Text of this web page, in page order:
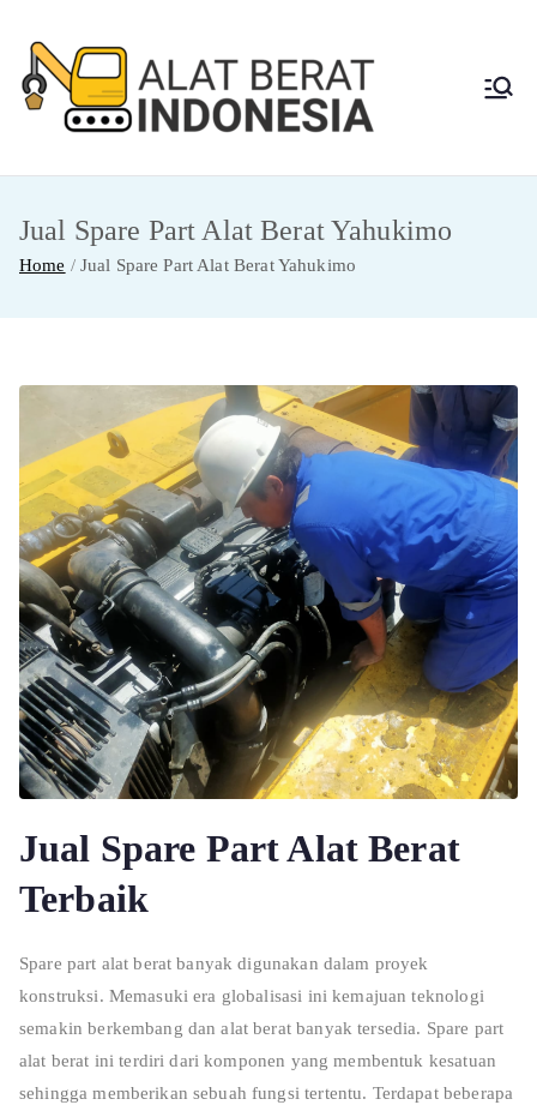
content
Berat
Indon
Jasa Sewa Alat
Jual Spare Part Alat Berat Yahukimo
Home Jual Spare Part Alat Berat Yahukimo
Jual Spare Part Alat Berat
Terbaik
Spare part alat berat banyak digunakan dalam proyek
konstruksi. Memasuki era globalisasi ini kemajuan teknologi
semakin berkembang dan alat berat banyak tersedia. Spare part
alat berat ini terdiri dari komponen yang membentuk kesatuan
sehingga memberikan sebuah fungsi tertentu. Terdapat beberapa